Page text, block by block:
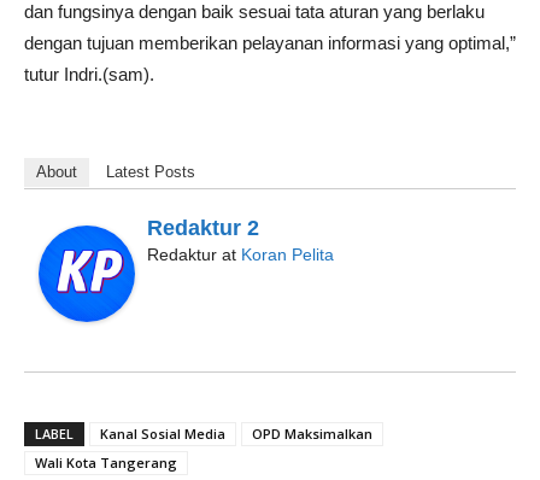
dan fungsinya dengan baik sesuai tata aturan yang berlaku
dengan tujuan memberikan pelayanan informasi yang optimal,”
tutur Indri.(sam).
About Latest Posts
Redaktur 2
Redaktur at Koran Pelita
LABEL Kanal Sosial Media
OPD Maksimalkan
Wali Kota Tangerang